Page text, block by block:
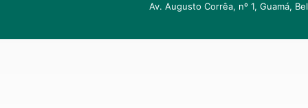
Av. Augusto Corrêa, nº 1, Guamá,